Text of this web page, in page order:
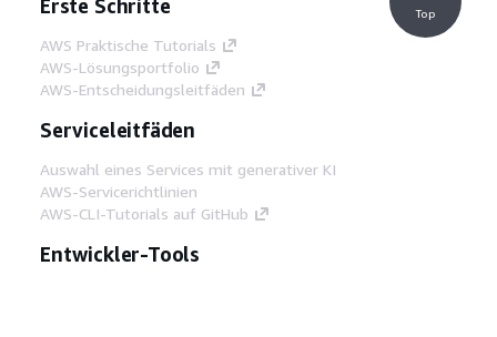
Erste Schritte
AWS Praktische Tutorials
AWS-Lösungsportfolio
AWS-Entscheidungsleitfäden
Serviceleitfäden
Auswahl eines Services mit generativer KI
AWS-Servicerichtlinien
AWS-CLI-Tutorials auf GitHub
Entwickler-Tools
Top